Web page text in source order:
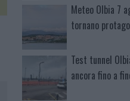
Meteo Olbia 7
tornano
Test tunnel
ancora fino a